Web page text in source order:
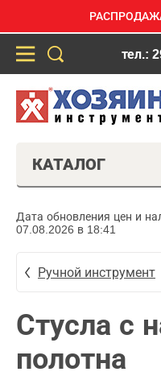
тел.:
КАТАЛОГ
Дата обновления цен и
07.08.2026 в 18:41
Ручной инструмент
Стусла с
полотна